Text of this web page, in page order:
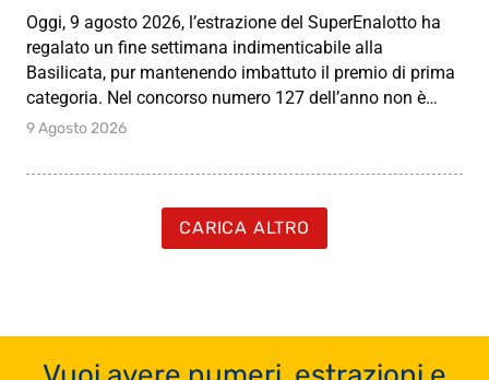
Oggi, 9 agosto 2026, l’estrazione del SuperEnalotto ha
regalato un fine settimana indimenticabile alla
Basilicata, pur mantenendo imbattuto il premio di prima
categoria. Nel concorso numero 127 dell’anno non è…
9 Agosto 2026
CARICA ALTRO